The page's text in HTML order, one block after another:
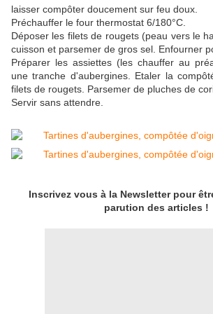
laisser compôter doucement sur feu doux.
Préchauffer le four thermostat 6/180°C.
Déposer les filets de rougets (peau vers le
cuisson et parsemer de gros sel. Enfourner
Préparer les assiettes (les chauffer au
une tranche d'aubergines. Etaler la
filets de rougets. Parsemer de pluches de
Servir sans attendre.
Inscrivez vous à la Newsletter pour
parution des articles !